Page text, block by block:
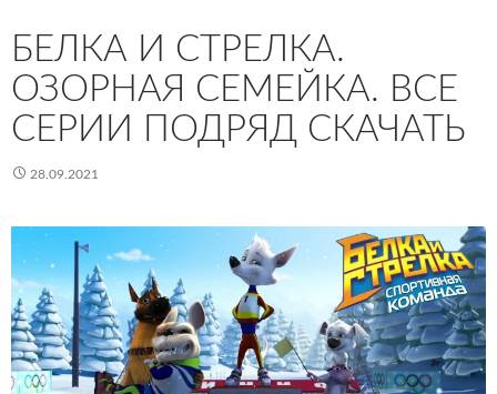
БЕЛКА И СТРЕЛКА.
ОЗОРНАЯ СЕМЕЙКА. ВСЕ
СЕРИИ ПОДРЯД СКАЧАТЬ
28.09.2021